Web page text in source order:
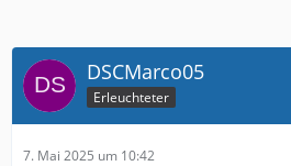
DSCMarco05
Erleuchteter
7. Mai 2025 um 10:42